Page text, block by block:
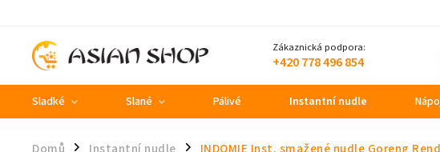
Zákaznická podpora:
+420 778 496 854
Sladké Slané Pálivé Instantní nudle